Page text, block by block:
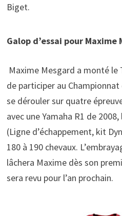
Biget.
Galop d’essai pour Maxime
Maxime Mesgard a monté le
de participer au
se dérouler sur quatre
avec une Yamaha R1 de
(Ligne d’échappement, kit
180 à 190 chevaux.
lâchera Maxime dès son
sera revu pour l’an prochain.